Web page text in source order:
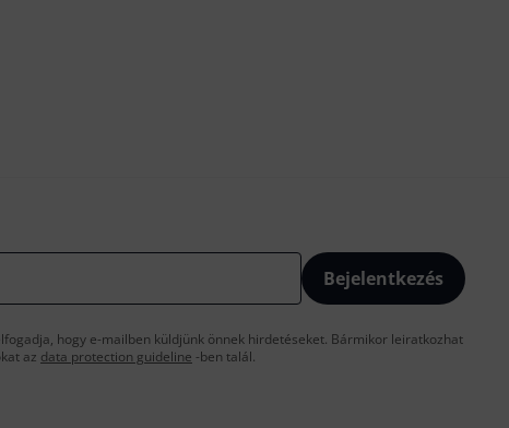
Bejelentkezés
hogy e-mailben küldjünk önnek hirdetéseket. Bármikor leiratkozhat
az data protection guideline -ben talál.